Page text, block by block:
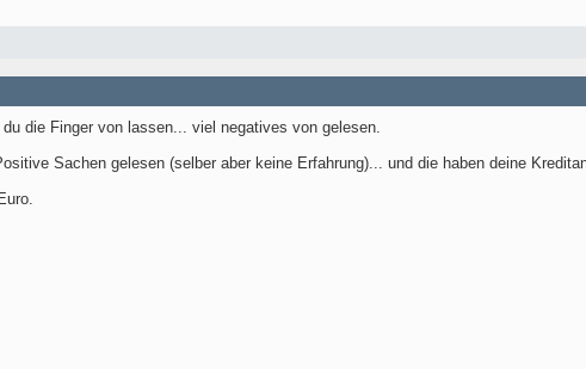
die Finger von lassen... viel negatives von gelesen.
Sachen gelesen (selber aber keine Erfahrung)... und die haben deine